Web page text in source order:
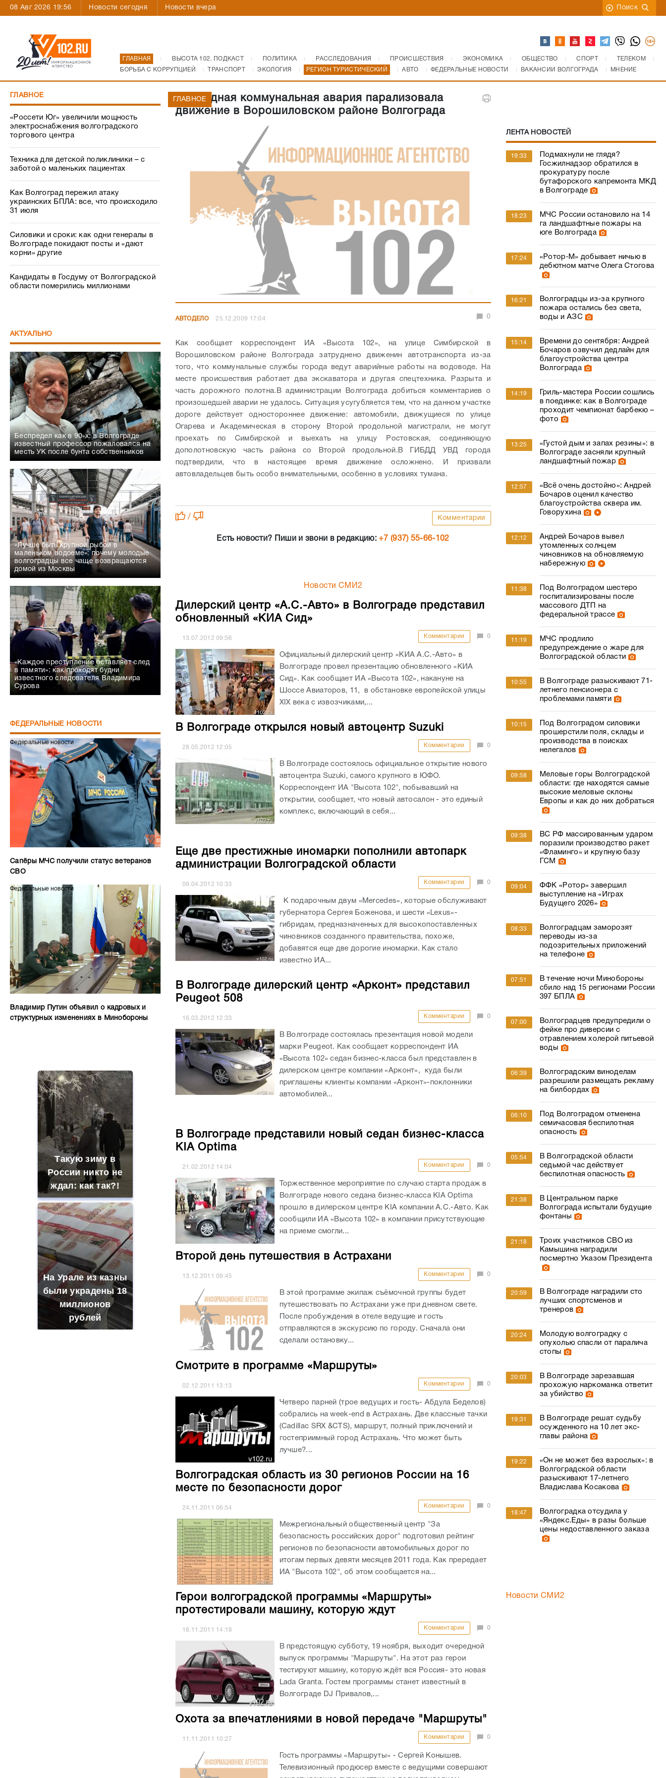
08 Авг 2026 19:56 Новости сегодня Новости вчера Поиск
ГЛАВНАЯ ВЫСОТА 102. ПОДКАСТ ПОЛИТИКА РАССЛЕДОВАНИЯ ПРОИСШЕСТВИЯ ЭКОНОМИКА ОБЩЕСТВО СПОРТ
ТЕЛЕКОМ
БОРЬБА С КОРРУПЦИЕЙ
ТРАНСПОРТ ЭКОЛОГИЯ РЕГИОН ТУРИСТИЧЕСКИЙ АВТО ФЕДЕРАЛЬНЫЕ НОВОСТИ ВАКАНСИИ ВОЛГОГРАДА МНЕНИЕ
ГЛАВНОЕ
«Россети Юг» увеличили мощность
электроснабжения волгоградского
торгового центра
Техника для детской поликлиники – с
заботой о маленьких пациентах
Как Волгоград пережил атаку
украинских БПЛА: все, что происходило
31 июля
Силовики и сроки: как одни генералы в
Волгограде покидают посты и «дают
корни» другие
Кандидаты в Госдуму от Волгоградской
области померились миллионами
АКТУАЛЬНО
Беспредел как в 90-х: в Волгограде
известный профессор пожаловался на
месть УК после бунта собственников
«Лучше быть крупной рыбой в
маленьком водоеме»: почему молодые
волгоградцы все чаще возвращаются
домой из Москвы
«Каждое преступление оставляет след
в памяти»: как проходят будни
известного следователя Владимира
Сурова
ФЕДЕРАЛЬНЫЕ НОВОСТИ
Федеральные новости
Сапёры МЧС получили статус ветеранов
СВО
Федеральные новости
Владимир Путин объявил о кадровых и
структурных изменениях в Минобороны
Такую зиму в
России никто не
ждал: как так?!
На Урале из казны
были украдены 18
миллионов
рублей
Очередная коммунальная авария парализовала
движение в Ворошиловском районе Волгограда
ГЛАВНОЕ
АВТОДЕЛО 25.12.2009 17:04 0
Как сообщает корреспондент ИА «Высота 102», на улице Симбирской в
Ворошиловском районе Волгограда затруднено движенин автотранспорта из-за
того, что коммунальные службы города ведут аварийные работы на водоводе. На
месте происшествия работает два экскаватора и другая спецтехника. Разрыта и
часть дорожного полотна. В администрации Волгограда добиться комментариев о
произошедшей аварии не удалось. Ситуация усугубляется тем, что на данном участке
дороге действует одностороннее движение: автомобили, движущиеся по улице
Огарева и Академическая в сторону Второй продольной магистрали, не могут
проехать по Симбирской и выехать на улицу Ростовская, соединяющую
дополотновскую часть района со Второй продольной. В ГИБДД УВД города
подтвердили, что в настоящее время движение осложнено. И призвали
автовладельцев быть особо внимательными, особенно в условиях тумана.
/ Комментарии
Есть новости? Пиши и звони в редакцию:+7 (937) 55-66-102
Новости СМИ2
Дилерский центр «А.С.-Авто» в Волгограде представил
обновленный «КИА Сид»
13.07.201209:56 Комментарии 0
Официальный дилерский центр «КИА А.С.-Авто» в
Волгограде провел презентацию обновленного «КИА
Сид». Как сообщает ИА «Высота 102», накануне на
Шоссе Авиаторов, 11, в обстановке европейской улицы
XIX века с извозчиками,...
В Волгограде открылся новый автоцентр Suzuki
28.05.2012 12:05 Комментарии 0
В Волгограде состоялось официальное открытие нового
автоцентра Suzuki, самого крупного в ЮФО.
Корреспондент ИА "Высота 102", побывавший на
открытии, сообщает, что новый автосалон - это единый
комплекс, включающий в себя...
Еще две престижные иномарки пополнили автопарк
администрации Волгоградской области
09.04.2012 10:33 Комментарии 0
К подарочным двум «Мercedes», которые обслуживают
губернатора Сергея Боженова, и шести «Lexus»-
гибридам, предназначенных для высокопоставленных
чиновников созданного правительства, похоже,
добавятся еще две дорогие иномарки. Как стало
известно ИА...
В Волгограде дилерский центр «Арконт» представил
Peugeot 508
16.03.2012 12:33 Комментарии 0
В Волгограде состоялась презентация новой модели
марки Peugeot. Как сообщает корреспондент ИА
«Высота 102» седан бизнес-класса был представлен в
дилерском центре компании «Арконт», куда были
приглашены клиенты компании «Арконт»-поклонники
автомобилей...
В Волгограде представили новый седан бизнес-класса
KIA Optima
21.02.2012 14:04 Комментарии 0
Торжественное мероприятие по случаю старта продаж в
Волгограде нового седана бизнес-класса KIA Optima
прошло в дилерском центре KIA компании A.C.-Авто. Как
сообщили ИА «Высота 102» в компании присутствующие
на приеме смогли...
Второй день путешествия в Астрахани
13.12.201109:45 Комментарии 0
В этой программе экипаж съёмочной группы будет
путешествовать по Астрахани уже при дневном свете.
После пробуждения в отеле ведущие и гость
отправляются в экскурсию по городу. Сначала они
сделали остановку...
Смотрите в программе «Маршруты»
02.12.2011 13:13 Комментарии 0
Четверо парней (трое ведущих и гость- Абдула Беделов)
собрались на week-end в Астрахань. Две классные тачки
(Cadillac SRX &CTS), маршрут, полный приключений и
гостеприимный город Астрахань. Что может быть
лучше?...
Волгоградская область из 30 регионов России на 16
месте по безопасности дорог
24.11.201106:54 Комментарии 0
Межрегиональный общественный центр "За
безопасность российских дорог" подготовил рейтинг
регионов по безопасности автомобильных дорог по
итогам первых девяти месяцев 2011 года. Как прередает
ИА "Высота 102", об этом сообщается на...
Герои волгоградской программы «Маршруты»
протестировали машину, которую ждут
18.11.2011 14:18 Комментарии 0
В предстоящую субботу, 19 ноября, выходит очередной
выпуск программы "Маршруты". На этот раз герои
тестируют машину, которую ждёт вся Россия- это новая
Lada Granta. Гостем программы станет известный в
Волгограде DJ Привалов,...
Охота за впечатлениями в новой передаче "Маршруты"
11.11.2011 10:27 Комментарии 0
Гость программы «Маршруты» - Сергей Конышев.
Телевизионный продюсер вместе с ведущими совершают
ЛЕНТА НОВОСТЕЙ
19:33
Подмахнули не глядя?
Госжилнадзор обратился в
прокуратуру после
бутафорского капремонта МКД
в Волгограде
18:23
МЧС России остановило на 14
га ландшафтные пожары на
юге Волгограда
17:24
«Ротор‑М» добывает ничью в
дебютном матче Олега Стогова
16:21
Волгоградцы из-за крупного
пожара остались без света,
воды и АЗС
15:14
Времени до сентября: Андрей
Бочаров озвучил дедлайн для
благоустройства центра
Волгограда
14:19
Гриль-мастера России сошлись
в поединке: как в Волгограде
проходит чемпионат барбекю –
фото
13:25
«Густой дым и запах резины»: в
Волгограде засняли крупный
ландшафтный пожар
12:57
«Всё очень достойно»: Андрей
Бочаров оценил качество
благоустройства сквера им.
Говорухина
12:12
Андрей Бочаров вывел
утомленных солнцем
чиновников на обновляемую
набережную
11:38
Под Волгоградом шестеро
госпитализированы после
массового ДТП на
федеральной трассе
11:19
МЧС продлило
предупреждение о жаре для
Волгоградской области
10:55
В Волгограде разыскивают 71-
летнего пенсионера с
проблемами памяти
10:15
Под Волгоградом силовики
прошерстили поля, склады и
производства в поисках
нелегалов
09:58
Меловые горы Волгоградской
области: где находятся самые
высокие меловые склоны
Европы и как до них добраться
09:38
ВС РФ массированным ударом
поразили производство ракет
«Фламинго» и крупную базу
ГСМ
09:04
ФФК «Ротор» завершил
выступление на «Играх
Будущего 2026»
08:33
Волгоградцам заморозят
переводы из-за
подозрительных приложений
на телефоне
07:51
В течение ночи Минобороны
сбило над 15 регионами России
397 БПЛА
07:00
Волгоградцев предупредили о
фейке про диверсии с
отравлением холерой питьевой
воды
06:39
Волгоградским виноделам
разрешили размещать рекламу
на билбордах
06:10
Под Волгоградом отменена
семичасовая беспилотная
опасность
05:54
В Волгоградской области
седьмой час действует
беспилотная опасность
21:38
В Центральном парке
Волгограда испытали будущие
фонтаны
21:18
Троих участников СВО из
Камышина наградили
посмертно Указом Президента
20:59
В Волгограде наградили сто
лучших спортсменов и
тренеров
20:24
Молодую волгоградку с
опухолью спасли от паралича
стопы
20:03
В Волгограде зарезавшая
прохожую наркоманка ответит
за убийство
19:31
В Волгограде решат судьбу
осужденного на 10 лет экс-
главы района
19:22
«Он не может без взрослых»: в
Волгоградской области
разыскивают 17-летнего
Владислава Косакова
18:47
Волгоградка отсудила у
«Яндекс.Еды» в разы больше
цены недоставленного заказа
Новости СМИ2